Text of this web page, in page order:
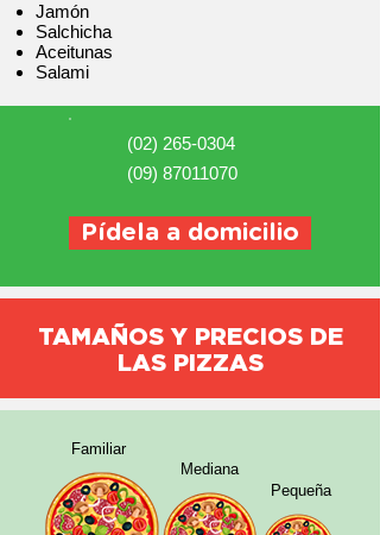
Jamón
Salchicha
Aceitunas
Salami
(02) 265-0304
(09) 87011070
Pídela a domicilio
TAMAÑOS Y PRECIOS DE
LAS PIZZAS
Familiar
Mediana
Pequeña